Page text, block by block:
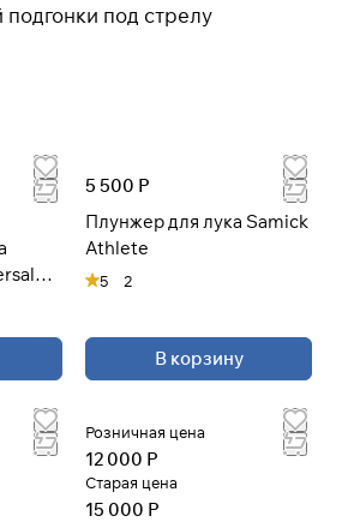
подгонки под стрелу
5 500 Р
Плунжер для лука Samick
Athlete
5 2
В корзину
Розничная цена
12 000 Р
Старая цена
15 000 Р